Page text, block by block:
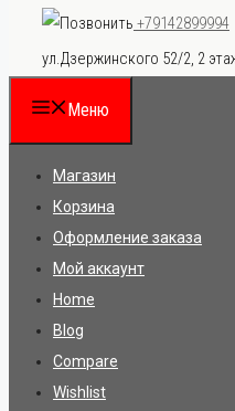
+79142899994
ул.Дзержинского 52/2, 2
Меню
Магазин
Корзина
Оформление заказа
Мой аккаунт
Home
Blog
Compare
Wishlist